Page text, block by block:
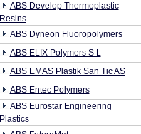
ABS Develop Thermoplastic
Resins
ABS Dyneon Fluoropolymers
ABS ELIX Polymers S L
ABS EMAS Plastik San Tic AS
ABS Entec Polymers
ABS Eurostar Engineering
Plastics